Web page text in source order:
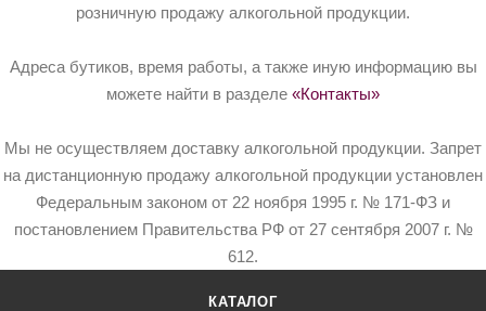
розничную продажу алкогольной продукции.
Адреса бутиков, время работы, а также иную информацию вы
можете найти в разделе «Контакты»
Мы не осуществляем доставку алкогольной продукции. Запрет
на дистанционную продажу алкогольной продукции установлен
Федеральным законом от 22 ноября 1995 г. № 171-ФЗ и
постановлением Правительства РФ от 27 сентября 2007 г. №
612.
КАТАЛОГ